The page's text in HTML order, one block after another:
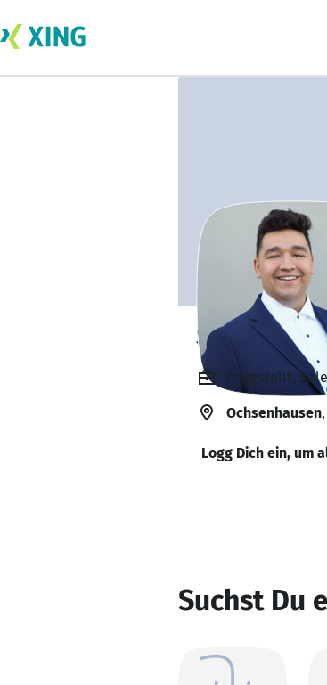
Simon
Angestellt,
Ochsenhausen
Logg Dich ein, um
Suchst Du